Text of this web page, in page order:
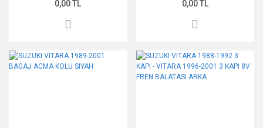
0,00 TL 0,00 TL